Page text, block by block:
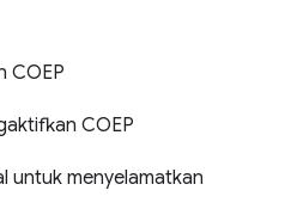
COEP
COEP
untuk menyelamatkan